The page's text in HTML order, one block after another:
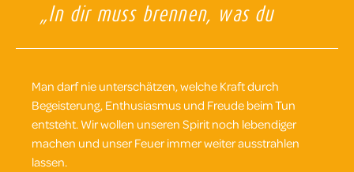
„In dir muss brennen, was du
Augustinus Aurelius
Man darf nie unterschätzen, welche Kraft durch
Begeisterung, Enthusiasmus und Freude beim Tun
entsteht. Wir wollen unseren Spirit noch lebendiger
machen und unser Feuer immer weiter ausstrahlen
lassen.